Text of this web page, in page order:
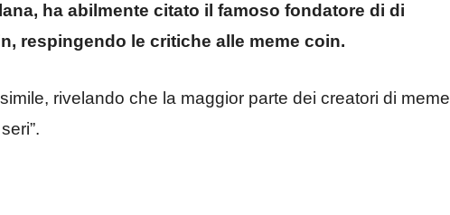
ha abilmente citato il famoso fondatore di di
respingendo le critiche alle meme coin.
rivelando che la maggior parte dei creatori di meme